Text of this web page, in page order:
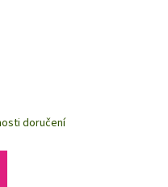
doručení